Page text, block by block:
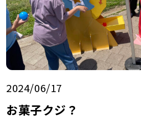
2024/06/17
お菓子クジ？